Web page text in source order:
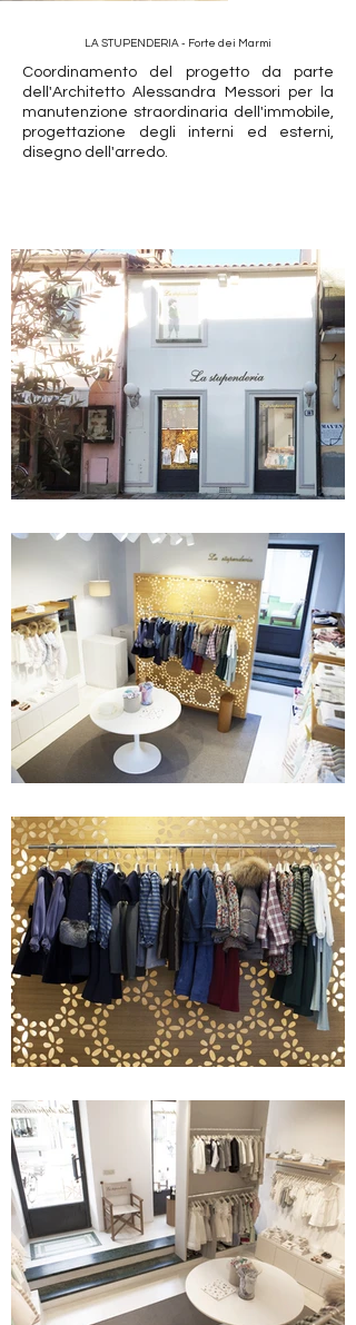
LA STUPENDERIA - Forte dei Marmi
Coordinamento del progetto da parte
dell'Architetto Alessandra Messori per la
manutenzione straordinaria dell'immobile,
progettazione degli interni ed esterni,
disegno dell'arredo.